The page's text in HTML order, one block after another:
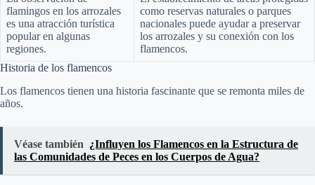
flamingos en los arrozales
es una atracción turística
popular en algunas
regiones.
como reservas naturales o parques
nacionales puede ayudar a preservar
los arrozales y su conexión con los
flamencos.
Historia de los flamencos
Los flamencos tienen una historia fascinante que se remonta miles de
años.
Véase también ¿Influyen los Flamencos en la Estructura de
las Comunidades de Peces en los Cuerpos de Agua?